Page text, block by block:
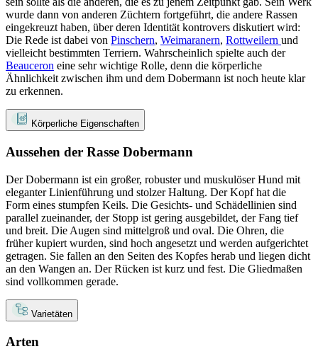
wurde dann von anderen Züchtern fortgeführt, die andere Rassen
eingekreuzt haben, über deren Identität kontrovers diskutiert wird:
Die Rede ist dabei von Pinschern, Weimaranern, Rottweilern und
vielleicht bestimmten Terriern. Wahrscheinlich spielte auch der
Beauceron eine sehr wichtige Rolle, denn die körperliche
Ähnlichkeit zwischen ihm und dem Dobermann ist noch heute klar
zu erkennen.
Körperliche Eigenschaften
Aussehen der Rasse Dobermann
Der Dobermann ist ein großer, robuster und muskulöser Hund mit
eleganter Linienführung und stolzer Haltung. Der Kopf hat die
Form eines stumpfen Keils. Die Gesichts- und Schädellinien sind
parallel zueinander, der Stopp ist gering ausgebildet, der Fang tief
und breit. Die Augen sind mittelgroß und oval. Die Ohren, die
früher kupiert wurden, sind hoch angesetzt und werden aufgerichtet
getragen. Sie fallen an den Seiten des Kopfes herab und liegen dicht
an den Wangen an. Der Rücken ist kurz und fest. Die Gliedmaßen
sind vollkommen gerade.
Varietäten
Arten